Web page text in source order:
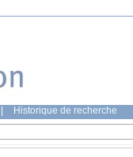
Historique de recherche